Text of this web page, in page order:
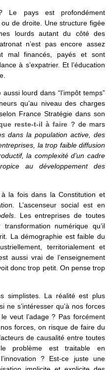
Le pays est profondément
de droite. Une structure figée
lourds autant du côté des
n’est pas encore assez
mal financés, payés et sont
à s’expatrier. Et l’éducation
lourd dans “l’impôt temps”
qu’au niveau des charges
France Stratégie dans son
reste-t-il à faire ? de mars
dans la population active, des
la trop faible diffusion
la complexité d’un cadre
au développement des
la fois dans la Constitution et
L’ascenseur social est en
. Les entreprises de toutes
numérique qu’il
La démographie est faible du
territorialement et
aussi vrai de l’enseignement
donc trop petit. On pense trop
simplistes. La réalité est plus
ne s’intéresser qu’à nos forces
veut l’adage ? Pas forcément
forces, on risque de faire du
de causalité entre toutes
problème est traitable en
? Est-ce juste une